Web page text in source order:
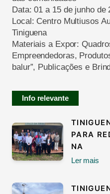
Data:01 a 15 de junho de
Local: Centro Multiusos
Tiniguena
Materiais a Expor: Q
Empreendedoras,
balur”, Publicações e
Info relevante
PARA
NA
Ler mais